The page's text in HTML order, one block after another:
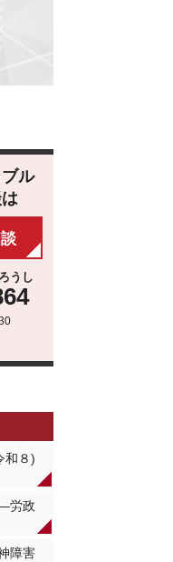
ル
うし
和８)
労政
障害